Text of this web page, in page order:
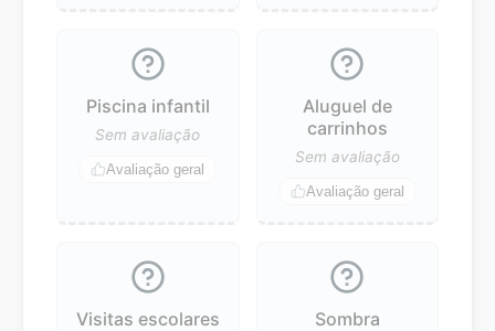
Piscina infantil
Sem avaliação
Avaliação geral
Aluguel de
carrinhos
Sem avaliação
Avaliação geral
Visitas escolares Sombra